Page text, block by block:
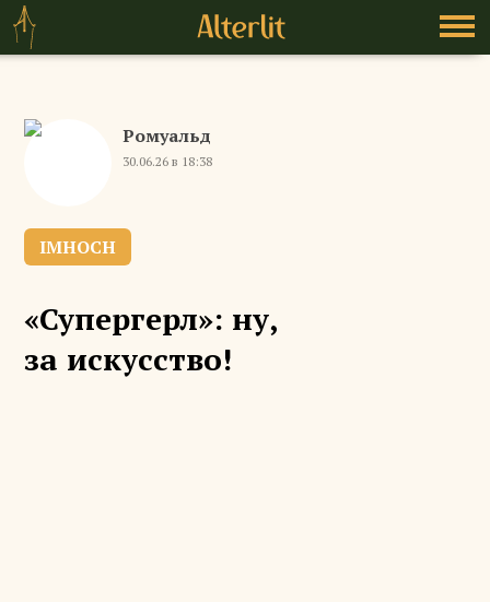
Ромуальд
30.06.26 в 18:38
IMHOCH
«Супергерл»: ну,
за искусство!